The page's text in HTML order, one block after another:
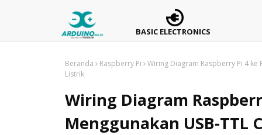
BASIC ELECTRONICS
Beranda Raspberry Pi
Wiring Diagram Raspberry Pi 4 ke
Listrik
Wiring Diagram
Menggunakan USB-TTL